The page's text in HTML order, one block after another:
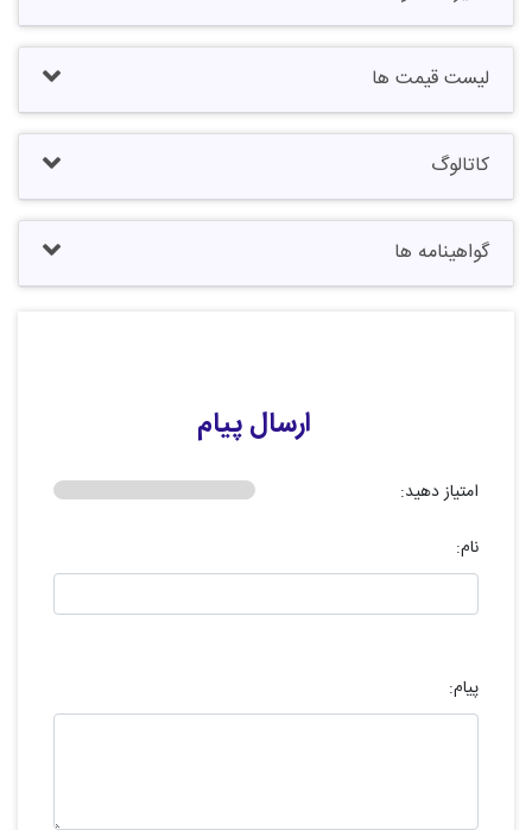
لیست قیمت ها
کاتالوگ
گواهینامه ها
ارسال پیام
امتیاز دهید:
نام:
پیام: